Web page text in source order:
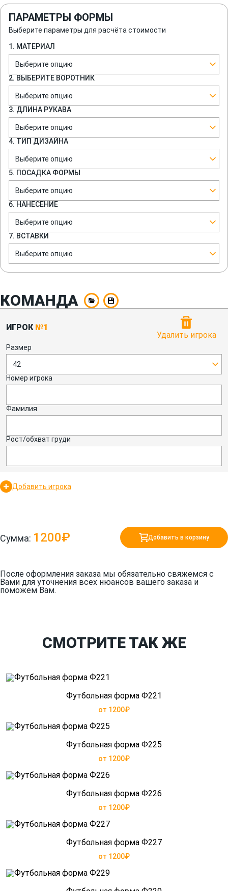
ПАРАМЕТРЫ ФОРМЫ
Выберите параметры для расчёта стоимости
1. МАТЕРИАЛ
Выберите опцию
2. ВЫБЕРИТЕ ВОРОТНИК
Выберите опцию
3. ДЛИНА РУКАВА
Выберите опцию
4. ТИП ДИЗАЙНА
Выберите опцию
5. ПОСАДКА ФОРМЫ
Выберите опцию
6. НАНЕСЕНИЕ
Выберите опцию
7. ВСТАВКИ
Выберите опцию
КОМАНДА
ИГРОК №1
Удалить игрока
Размер
42
Номер игрока
Фамилия
Рост/обхват груди
Добавить игрока
После оформления заказа мы обязательно свяжемся с
Вами для уточнения всех нюансов вашего заказа и
поможем Вам.
Сумма: 1200₽ Добавить в корзину
СМОТРИТЕ ТАК ЖЕ
Футбольная форма Ф221
от 1200₽
Футбольная форма Ф225
от 1200₽
Футбольная форма Ф226
от 1200₽
Футбольная форма Ф227
от 1200₽